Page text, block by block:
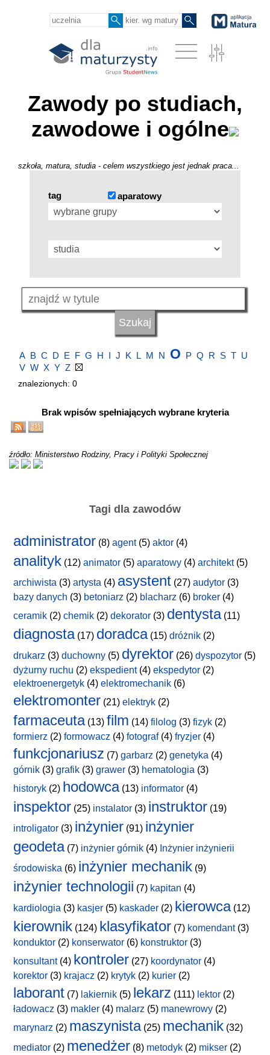
Zawody po studiach,
zawodowe i ogólne
szkoła, matura, studia - celem wszystkiego jest jednak praca...
tag aparatowy
A B C D E F G H I J K L M N O P Q R S T U
V W X Y Z
znalezionych: 0
Brak wpisów spełniających wybrane kryteria
źródło: Ministerstwo Rodziny, Pracy i Polityki Społecznej
Tagi dla zawodów
administrator (8) agent(5) aktor (4)
analityk (12) animator (5) aparatowy (4) architekt(5)
archiwista (3) artysta (4) asystent (27) audytor (3)
bazy danych (3) betoniarz (2) blacharz (6) broker (4)
ceramik (2) chemik (2) dekorator (3) dentysta(11)
diagnosta(17) doradca(15) dróżnik (2)
drukarz (3) duchowny (5) dyrektor (26) dyspozytor (5)
dyżurny ruchu (2) ekspedient(4) ekspedytor (2)
elektroenergetyk (4) elektromechanik (6)
elektromonter (21) elektryk (2)
farmaceuta(13) film (14) filolog (3) fizyk (2)
formierz (2) formowacz (4) fotograf(4) fryzjer (4)
funkcjonariusz (7) garbarz (2) genetyka (4)
górnik (3) grafik (3) grawer (3) hematologia (3)
historyk (2) hodowca(13) informator (4)
inspektor (25) instalator (3) instruktor (19)
introligator (3) inżynier (91) inżynier
geodeta(7) inżynier górnik (4) Inżynier inżynierii
środowiska (6) inżynier mechanik (9)
inżynier technologii (7) kapitan (4)
kardiologia (3) kasjer (5) kaskader (2) kierowca(12)
kierownik (124) klasyfikator (7) komendant(3)
konduktor (2) konserwator (6) konstruktor (3)
konsultant(4) kontroler (27) koordynator (4)
korektor (3) krajacz (2) krytyk (2) kurier (2)
laborant (7) lakiernik (5) lekarz (111) lektor (2)
ładowacz (3) makler (4) malarz (5) manewrowy (2)
marynarz (2) maszynista(25) mechanik (32)
mediator (2) menedżer (8) metodyk (2) mikser (2)